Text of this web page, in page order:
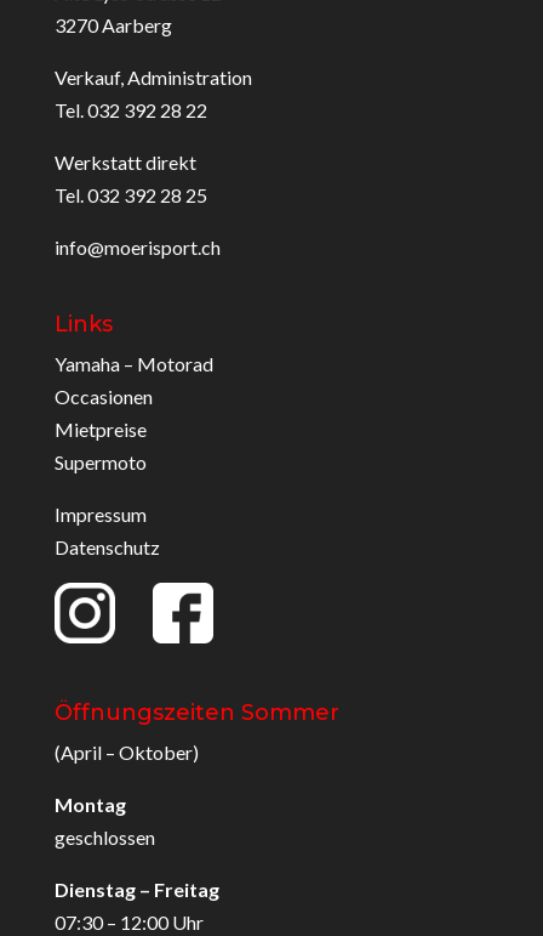
3270 Aarberg
Verkauf, Administration
Tel. 032 392 28 22
Werkstatt direkt
Tel. 032 392 28 25
info@moerisport.ch
Links
Yamaha – Motorad
Occasionen
Mietpreise
Supermoto
Impressum
Datenschutz
Öffnungszeiten Sommer
(April – Oktober)
Montag
geschlossen
Dienstag – Freitag
07:30 – 12:00 Uhr